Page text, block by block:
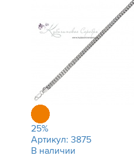
25%
Артикул: 3875
В наличии